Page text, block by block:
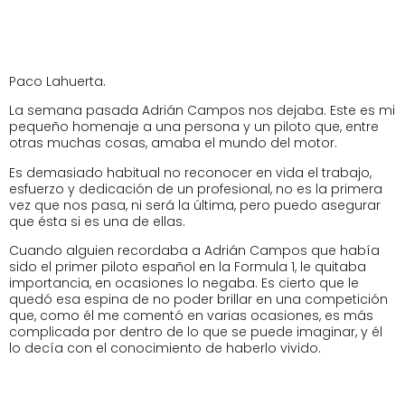
Paco Lahuerta.
La semana pasada Adrián Campos nos dejaba. Este es mi
pequeño homenaje a una persona y un piloto que, entre
otras muchas cosas, amaba el mundo del motor.
Es demasiado habitual no reconocer en vida el trabajo,
esfuerzo y dedicación de un profesional, no es la primera
vez que nos pasa, ni será la última, pero puedo asegurar
que ésta si es una de ellas.
Cuando alguien recordaba a Adrián Campos que había
sido el primer piloto español en la Formula 1, le quitaba
importancia, en ocasiones lo negaba. Es cierto que le
quedó esa espina de no poder brillar en una competición
que, como él me comentó en varias ocasiones, es más
complicada por dentro de lo que se puede imaginar, y él
lo decía con el conocimiento de haberlo vivido.